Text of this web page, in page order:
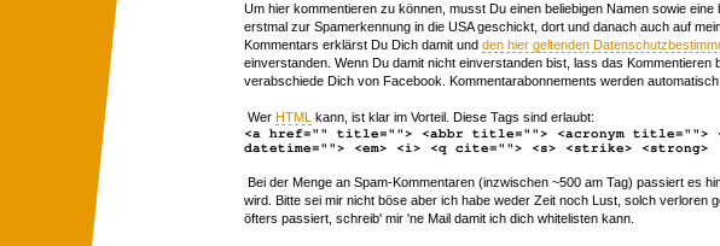
Um hier kommentieren zu können, musst Du einen beliebigen Namen sowie
erstmal zur Spamerkennung in die USA geschickt, dort und danach auch auf
Kommentars erklärst Du Dich damit und den hier geltenden
einverstanden. Wenn Du damit nicht einverstanden bist, lass das
verabschiede Dich von Facebook. Kommentarabonnements werden
Wer HTML kann, ist klar im Vorteil. Diese Tags sind erlaubt:
<a href="" title=""> <abbr title=""> <acronym title="">
datetime=""> <em> <i> <q cite=""> <s> <strike> <strong>
Bei der Menge an Spam-Kommentaren (inzwischen ~500 am Tag) passiert es
wird. Bitte sei mir nicht böse aber ich habe weder Zeit noch Lust, solch verloren
öfters passiert, schreib' mir 'ne Mail damit ich dich whitelisten kann.